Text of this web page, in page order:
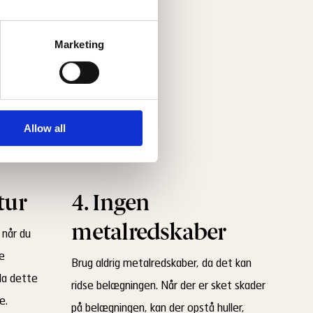
Marketing
Allow all
du
dette
4. Ingen
metalredskaber
Brug aldrig metalredskaber, da det kan
ridse belægningen. Når der er sket skader
på belægningen, kan der opstå huller,